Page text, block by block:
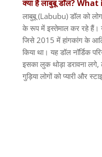
क्याहैलाबुबूडॉल? What
लाबुबू(Labubu) डॉल को
के रूप में इस्तेमाल कर रहे
जिसे2015 में हांगकांग के
किया था। यह डॉल नॉर्डिक
इसका लुक थोड़ा डरावना लगे,
गुड़िया लोगों को प्यारी और